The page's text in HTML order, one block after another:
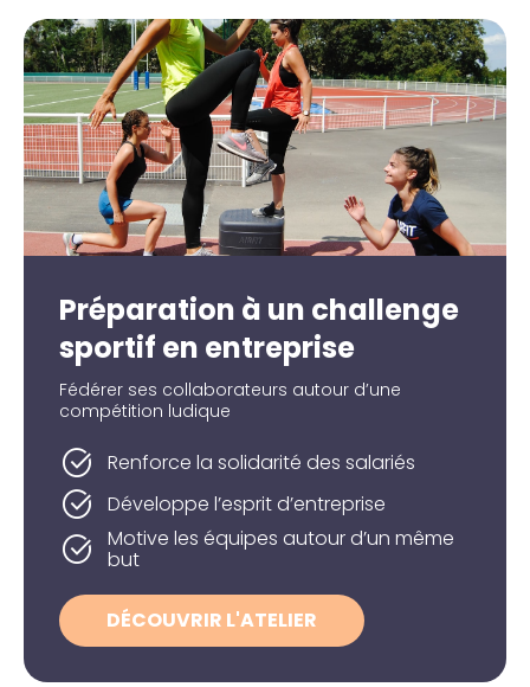
Préparation à un challenge
sportif en entreprise
Fédérer ses collaborateurs autour d’une
compétition ludique
Renforce la solidarité des salariés
Développe l’esprit d’entreprise
Motive les équipes autour d’un même
but
DÉCOUVRIR L'ATELIER